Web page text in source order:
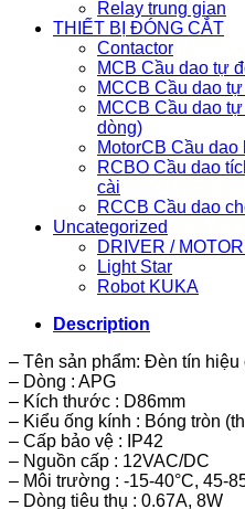
Relay trung gian
THIẾT BỊ ĐÓNG CẮT
Contactor
MCB Cầu dao tự
MCCB Cầu dao
MCCB Cầu dao
dòng)
MotorCB Cầu dao
RCBO Cầu dao
cài
RCCB Cầu dao
Uncategorized
DRIVER /
Light Star
Robot KUKA
Description
– Tên sản phẩm: Đèn tín
– Dòng : APG
– Kích thước : D86mm
– Kiểu ống kính : Bóng tròn
– Cấp bảo vệ : IP42
– Nguồn cấp : 12VAC/DC
– Môi trường : -15-40°C, 45-
– Dòng tiêu thụ : 0.67A, 8W